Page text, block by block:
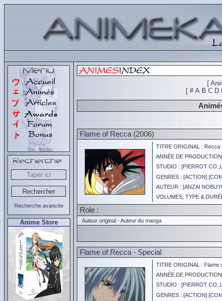
Recherche avancée
Anime Store
[
[ # A B C D
Flame of Recca (2006)
TITRE ORIGINAL : Recca
ANNÉE DE
STUDIO : [PIERROT
GENRES : [ACTION] [
AUTEUR : [ANZAI
VOLUMES, TYPE &
Role :
Auteur original - Auteur du manga
Flame of Recca - Special
TITRE ORIGINAL : Flame
ANNÉE DE
STUDIO : [PIERROT
GENRES : [ACTION] [